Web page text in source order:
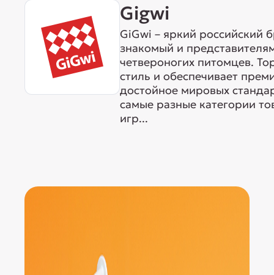
Gigwi
GiGwi – яркий российский
знакомый и
четвероногих питомцев.
стиль и обеспечивает
достойное мировых
самые разные категории
игр...